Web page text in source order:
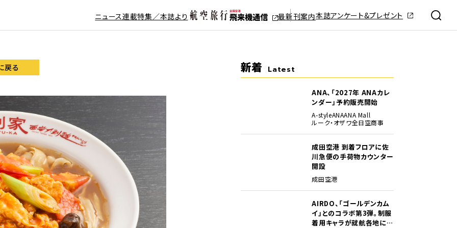
ニュース連載特集／本誌より 最新刊案内本誌アンケート&プレゼント
戻る 新着 Latest
ANA、「2027年 ANAカレ
ンダー」予約販売開始
A-styleANAANA Mall
ルーク・オザワ全日空商事
成田空港 到着フロアに佐
川急便の手荷物カウンター
開設
成田空港
AIRDO、「ゴールデンカム
イ」とのコラボ第3弾。制服
着用キャラが就航各地に登